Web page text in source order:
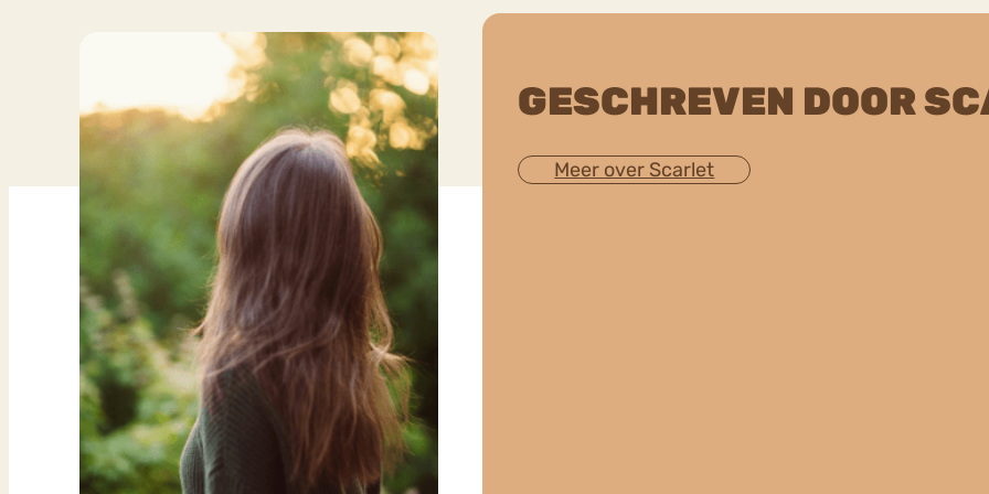
GESCHREVEN DOOR
Meer over Scarlet